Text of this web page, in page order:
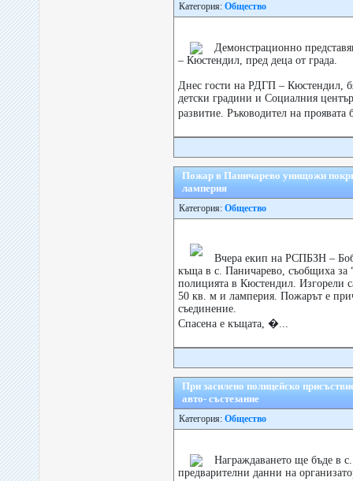
Категория: Общество
Демонстрационно
– Кюстендил, пред деца от града.
Днес гости на РДГП – Кюстендил,
детски градини и Социалния
развитие. Ръководител на
Пожар в Паничарево унищожи
ламперия
Категория: Общество
Вчера екип на РСПБЗН –
къща в с. Паничарево, съобщиха за
полицията в Кюстендил. Изгорели
50 кв. м и ламперия. Пожарът е
съединение.
Спасена е къщата, �...
При засилено полицейско
авто- състезание
Категория: Общество
Награждаването ще бъде в
предварителни данни на